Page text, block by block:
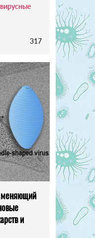
317
меняющий
и